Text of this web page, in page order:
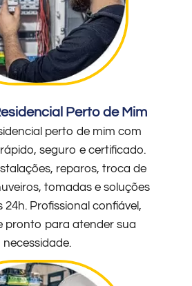
Perto de Mim
perto de mim com
seguro e certificado.
reparos, troca de
tomadas e soluções
24h. Profissional confiável,
pronto para atender sua
necessidade.